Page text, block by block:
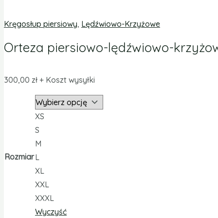
Kręgosłup piersiowy, Lędźwiowo-Krzyżowe
Orteza piersiowo-lędźwiowo-
300,00 zł + Koszt wysyłki
Rozmiar
XS
S
M
L
XL
XXL
XXXL
Wyczyść